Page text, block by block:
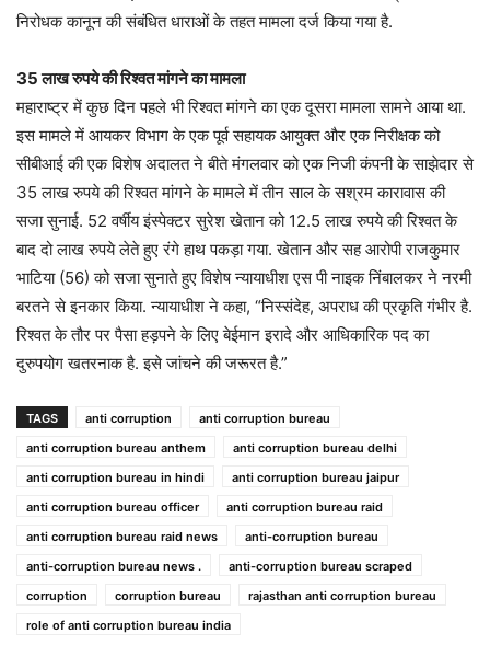
निरोधक कानून की संबंधित धाराओं के तहत मामला दर्ज किया गया है.
35 लाख रुपये की रिश्वत मांगने का मामला
महाराष्ट्र में कुछ दिन पहले भी रिश्वत मांगने का एक दूसरा मामला सामने आया था.
इस मामले में आयकर विभाग के एक पूर्व सहायक आयुक्त और एक निरीक्षक को
सीबीआई की एक विशेष अदालत ने बीते मंगलवार को एक निजी कंपनी के साझेदार से
35 लाख रुपये की रिश्वत मांगने के मामले में तीन साल के सश्रम कारावास की
सजा सुनाई. 52 वर्षीय इंस्पेक्टर सुरेश खेतान को 12.5 लाख रुपये की रिश्वत के
बाद दो लाख रुपये लेते हुए रंगे हाथ पकड़ा गया. खेतान और सह आरोपी राजकुमार
भाटिया (56) को सजा सुनाते हुए विशेष न्यायाधीश एस पी नाइक निंबालकर ने नरमी
बरतने से इनकार किया. न्यायाधीश ने कहा, “निस्संदेह, अपराध की प्रकृति गंभीर है.
रिश्वत के तौर पर पैसा हड़पने के लिए बेईमान इरादे और आधिकारिक पद का
दुरुपयोग खतरनाक है. इसे जांचने की जरूरत है.”
TAGS anti corruption
anti corruption bureau
anti corruption bureau anthem
anti corruption bureau delhi
anti corruption bureau in hindi
anti corruption bureau jaipur
anti corruption bureau officer
anti corruption bureau raid
anti corruption bureau raid news
anti-corruption bureau
anti-corruption bureau news .
anti-corruption bureau scraped
corruption
corruption bureau
rajasthan anti corruption bureau
role of anti corruption bureau india